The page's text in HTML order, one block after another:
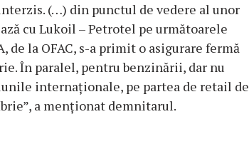
(…) din punctul de vedere al unor
cu Lukoil – Petrotel pe următoarele
de la OFAC, s-a primit o asigurare fermă
În paralel, pentru benzinării, dar nu
internaţionale, pe partea de retail de
a menţionat demnitarul.